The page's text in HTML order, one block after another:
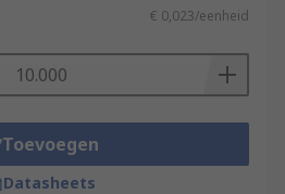
€ 0,023/eenheid
Toevoegen
Datasheets